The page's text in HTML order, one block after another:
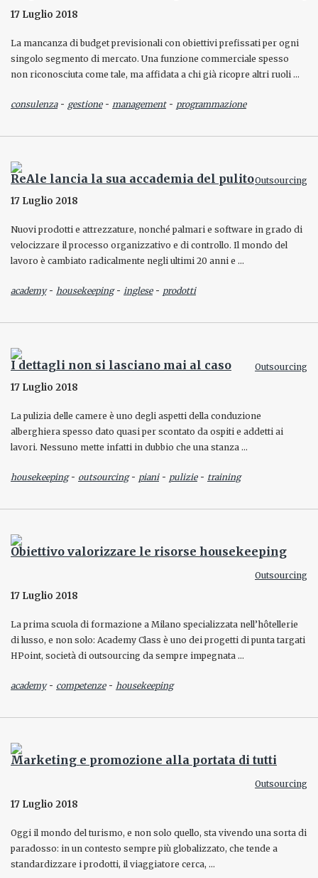
17 Luglio 2018
La mancanza di budget previsionali con obiettivi prefissati per ogni
singolo segmento di mercato. Una funzione commerciale spesso
non riconosciuta come tale, ma affidata a chi già ricopre altri ruoli …
consulenza- gestione- management- programmazione
ReAle lancia la sua accademia del pulitoOutsourcing
17 Luglio 2018
Nuovi prodotti e attrezzature, nonché palmari e software in grado di
velocizzare il processo organizzativo e di controllo. Il mondo del
lavoro è cambiato radicalmente negli ultimi 20 anni e …
academy- housekeeping- inglese- prodotti
I dettagli non si lasciano mai al caso Outsourcing
17 Luglio 2018
La pulizia delle camere è uno degli aspetti della conduzione
alberghiera spesso dato quasi per scontato da ospiti e addetti ai
lavori. Nessuno mette infatti in dubbio che una stanza …
housekeeping- outsourcing- piani- pulizie- training
Obiettivo valorizzare le risorse housekeeping
Outsourcing
17 Luglio 2018
La prima scuola di formazione a Milano specializzata nell’hôtellerie
di lusso, e non solo: Academy Class è uno dei progetti di punta targati
HPoint, società di outsourcing da sempre impegnata …
academy- competenze- housekeeping
Marketing e promozione alla portata di tutti
Outsourcing
17 Luglio 2018
Oggi il mondo del turismo, e non solo quello, sta vivendo una sorta di
paradosso: in un contesto sempre più globalizzato, che tende a
standardizzare i prodotti, il viaggiatore cerca, …